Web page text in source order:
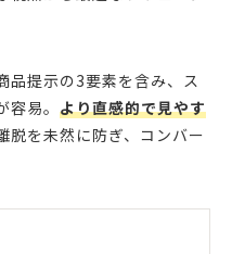
品提示の3要素を含み、ス
易。 より直感的で見やす
脱を未然に防ぎ、コンバー